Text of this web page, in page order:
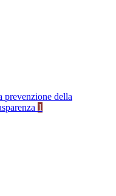
prevenzione della
1